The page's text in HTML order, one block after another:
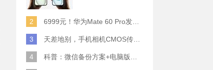
2
6999元！华为Mate 60 Pro发布：麒麟9000S+卫星通话 (附初步跑分)
3 天差地别，手机相机CMOS传感器实际面积对比
4 科普：微信备份方案+电脑版丢失数据恢复指南